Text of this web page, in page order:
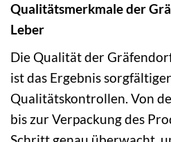
Qualitätsmerkmale der
Leber
Die Qualität der
ist das Ergebnis
Qualitätskontrollen. Von
bis zur Verpackung des